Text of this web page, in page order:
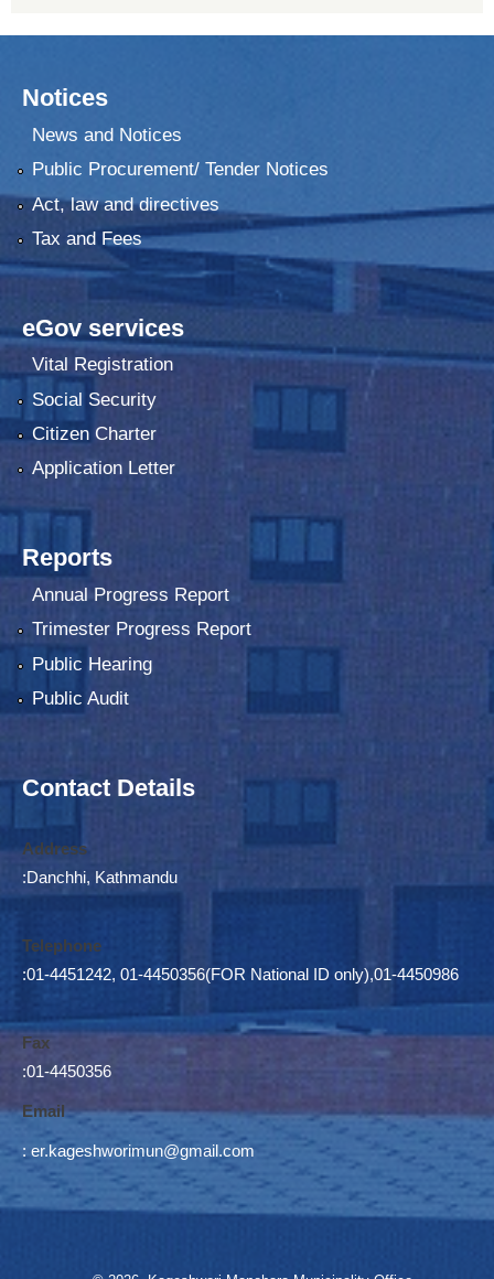
Notices
News and Notices
Public Procurement/ Tender Notices
Act, law and directives
Tax and Fees
eGov services
Vital Registration
Social Security
Citizen Charter
Application Letter
Reports
Annual Progress Report
Trimester Progress Report
Public Hearing
Public Audit
Contact Details
Address
:Danchhi, Kathmandu
Telephone
:01-4451242, 01-4450356(FOR National ID only),01-4450986
Fax
:01-4450356
Email
: er.kageshworimun@gmail.com